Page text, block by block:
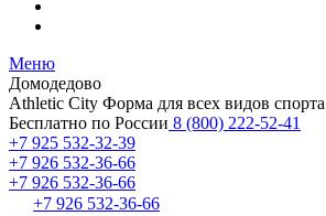
Меню
Домодедово
Athletic City Форма для всех видов спорта
Бесплатно по России 8 (800) 222-52-41
+7 925 532-32-39
+7 926 532-36-66
+7 926 532-36-66
+7 926 532-36-66